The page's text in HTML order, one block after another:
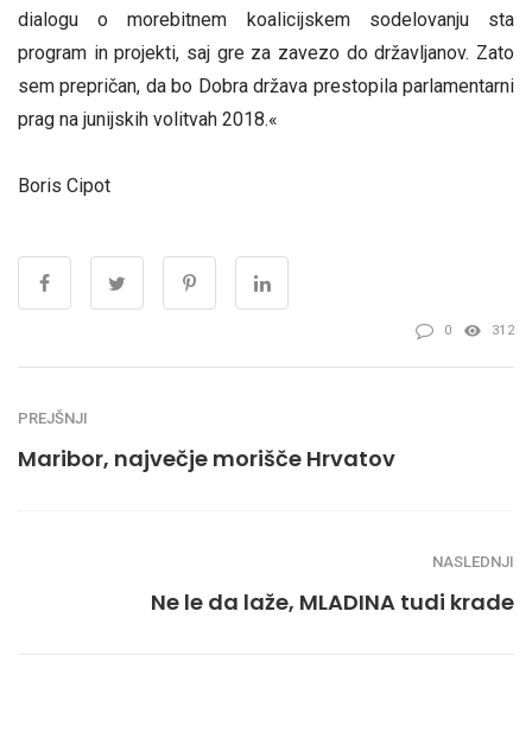
dialogu o morebitnem koalicijskem sodelovanju sta
program in projekti, saj gre za zavezo do državljanov. Zato
sem prepričan, da bo Dobra država prestopila parlamentarni
prag na junijskih volitvah 2018.«
Boris Cipot
0 312
PREJŠNJI
Maribor, največje morišče Hrvatov
NASLEDNJI
Ne le da laže, MLADINA tudi krade